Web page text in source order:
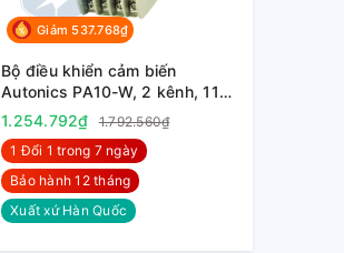
Giảm 537.768₫
Bộ điều khiển cảm biến
Autonics PA10-W, 2 kênh, 110-
240VAC
1.254.792₫
1.792.560₫
1 Đổi 1 trong 7 ngày
Bảo hành 12 tháng
Xuất xứ Hàn Quốc